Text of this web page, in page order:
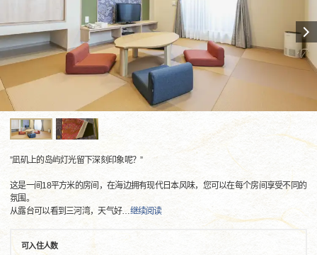
”凪矶上的岛屿灯光留下深刻印象呢？”
这是一间18平方米的房间，在海边拥有现代日本风味，您可以在每个房间享受不同的
氛围。
从露台可以看到三河湾，天气好…继续阅读
可入住人数